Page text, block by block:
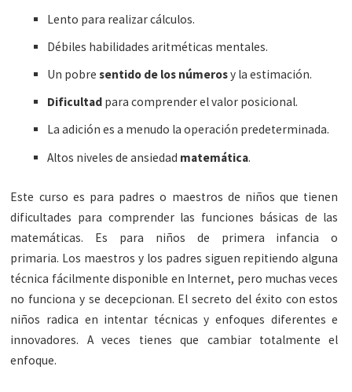
Lento para realizar cálculos.
Débiles habilidades aritméticas mentales.
Un pobre sentido de los númerosy la estimación.
Dificultadpara comprender el valor posicional.
La adición es a menudo la operación predeterminada.
Altos niveles de ansiedad matemática.
Este curso es para padres o maestros de niños que tienen
dificultades para comprender las funciones básicas de las
matemáticas. Es para niños de primera infancia o
primaria. Los maestros y los padres siguen repitiendo alguna
técnica fácilmente disponible en Internet, pero muchas veces
no funciona y se decepcionan. El secreto del éxito con estos
niños radica en intentar técnicas y enfoques diferentes e
innovadores. A veces tienes que cambiar totalmente el
enfoque.